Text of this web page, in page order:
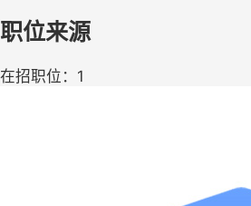
职位来源
在招职位：1